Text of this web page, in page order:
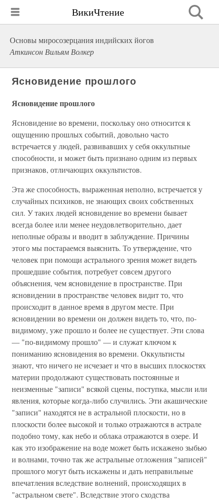
ВикиЧтение
Основы миросозерцания индийских йогов
Аткинсон Вильям Волкер
Ясновидение прошлого
Ясновидение прошлого
Ясновидение во времени, поскольку оно относится к
ощущению прошлых событий, довольно часто
встречается у людей, развивавших у себя оккультные
способности, и может быть признано одним из первых
признаков, отличающих оккультистов.
Эта же способность, выраженная неполно, встречается у
случайных психиков, не знающих своих собственных
сил. У таких людей ясновидение во времени бывает
всегда более или менее неудовлетворительно, дает
неполные образы и вводит в заблуждение. Причины
этого мы постараемся выяснить. То утверждение, что
человек при помощи астрального зрения может видеть
прошедшие события, потребует совсем другого
объяснения, чем ясновидение в пространстве. При
ясновидении в пространстве человек видит то, что
происходит в данное время в другом месте. При
ясновидении во времени он должен видеть то, что, по-
видимому, уже прошло и более не существует. Эти слова
— "по-видимому прошло" — и служат ключом к
пониманию ясновидения во времени. Оккультисты
знают, что ничего не исчезает и что в высших плоскостях
материи продолжают существовать постоянные и
неизменные "записи" всякой сцены, поступка, мысли или
явления, которые когда-либо случились. Эти акашические
"записи" находятся не в астральной плоскости, но в
плоскости более высокой и только отражаются в астрале
подобно тому, как небо и облака отражаются в озере. И
как это изображение на воде может быть искажено зыбью
и волнами, точно так же астральные отложения "записей"
прошлого могут быть искажены и дать неправильные
впечатления вследствие волнений, происходящих в
"астральном свете". Вследствие этого сходства